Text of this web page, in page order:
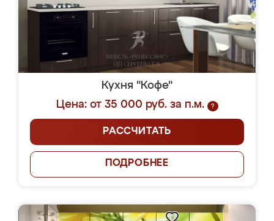
Кухня "Кофе"
Цена: от 35 000 руб. за п.м.
?
РАССЧИТАТЬ
ПОДРОБНЕЕ